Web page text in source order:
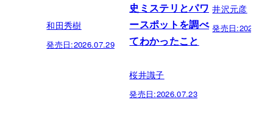
和田秀樹
発売日:2026.07.29
史ミステリとパワ
ースポットを調べ
てわかったこと
桜井識子
発売日:2026.07.23
井沢元彦
発売日: